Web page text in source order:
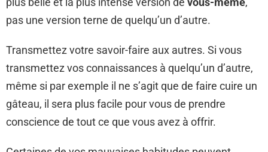
pas une version terne de quelqu’un d’autre.
Transmettez votre savoir-faire aux autres. Si vous
transmettez vos connaissances à quelqu’un d’autre,
même si par exemple il ne s’agit que de faire cuire un
gâteau, il sera plus facile pour vous de prendre
conscience de tout ce que vous avez à offrir.